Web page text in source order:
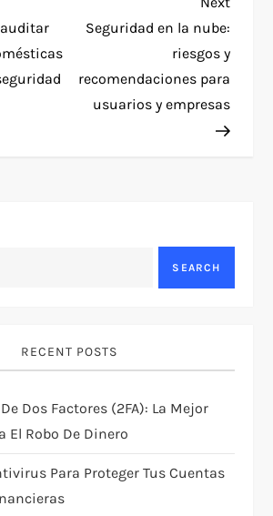
Post
Seguridad en la nube:
riesgos y
recomendaciones para
usuarios y empresas
SEARCH
RECENT POSTS
Dos Factores (2FA): La Mejor
El Robo De Dinero
Para Proteger Tus Cuentas